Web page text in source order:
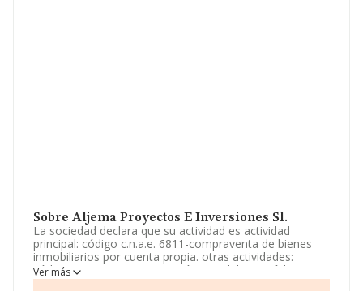
Sobre Aljema Proyectos E Inversiones Sl.
La sociedad declara que su actividad es actividad
principal: código c.n.a.e. 6811-compraventa de bienes
inmobiliarios por cuenta propia. otras actividades:
código c.n.a.e. 6812-promoción inmobiliaria. código
c.n.a.e. 6820-alquiler de bienes inmobiliarios por cuenta
Ver más